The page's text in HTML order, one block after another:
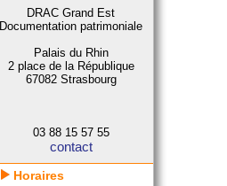
DRAC Grand Est
Documentation patrimoniale
Palais du Rhin
2 place de la République
67082 Strasbourg
03 88 15 57 55
contact
Horaires